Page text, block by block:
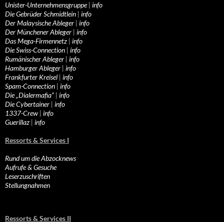
Unister-Unternehmensgruppe| info
Die Gebrüder Schmidtlein | info
Der Malaysische Ableger | info
Der Münchener Ableger | info
Das Mega-Firmennetz | info
Die Swiss-Connection | info
Rumänischer Ableger | info
Hamburger Ableger | info
Frankfurter Kreisel | info
Spam-Connection | info
Die „Dialermafia“ | info
Die Cybertainer | info
1337-Crew | info
Guerillaz | info
Ressorts & Services I
Rund um die Abzocknews
Aufrufe & Gesuche
Leserzuschriften
Stellungnahmen
Ressorts & Services II